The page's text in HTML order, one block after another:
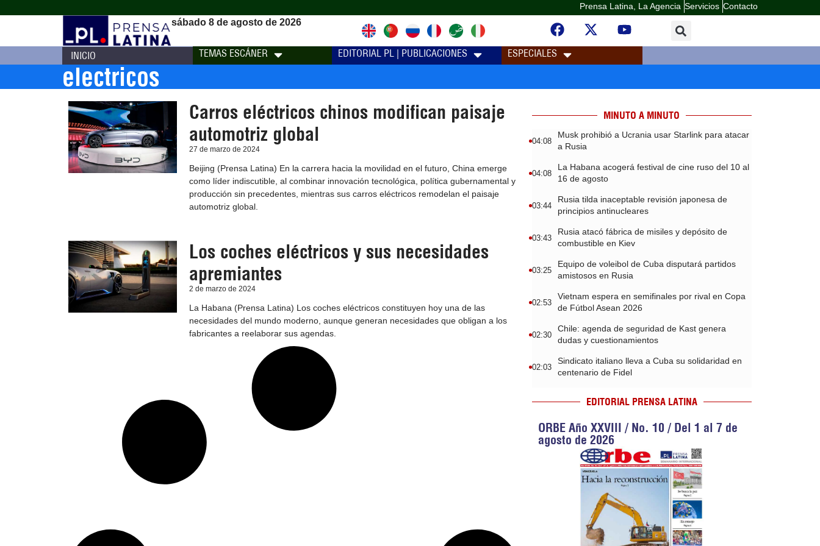
Prensa Latina, La Agencia Servicios Contacto
sábado 8 de agosto de 2026
INICIO TEMAS ESCÁNER EDITORIAL PL | PUBLICACIONES ESPECIALES
electricos
Carros eléctricos chinos modifican paisaje
automotriz global
27 de marzo de 2024
Beijing (Prensa Latina) En la carrera hacia la movilidad en el futuro, China emerge
como líder indiscutible, al combinar innovación tecnológica, política gubernamental y
producción sin precedentes, mientras sus carros eléctricos remodelan el paisaje
automotriz global.
Los coches eléctricos y sus necesidades
apremiantes
2 de marzo de 2024
La Habana (Prensa Latina) Los coches eléctricos constituyen hoy una de las
necesidades del mundo moderno, aunque generan necesidades que obligan a los
fabricantes a reelaborar sus agendas.
MINUTO A MINUTO
04:08
Musk prohibió a Ucrania usar Starlink para atacar
a Rusia
04:08
La Habana acogerá festival de cine ruso del 10 al
16 de agosto
03:44
Rusia tilda inaceptable revisión japonesa de
principios antinucleares
03:43
Rusia atacó fábrica de misiles y depósito de
combustible en Kiev
03:25
Equipo de voleibol de Cuba disputará partidos
amistosos en Rusia
02:53
Vietnam espera en semifinales por rival en Copa
de Fútbol Asean 2026
02:30
Chile: agenda de seguridad de Kast genera
dudas y cuestionamientos
02:03
Sindicato italiano lleva a Cuba su solidaridad en
centenario de Fidel
EDITORIAL PRENSA LATINA
ORBE Año XXVIII / No. 10 / Del 1 al 7 de
agosto de 2026